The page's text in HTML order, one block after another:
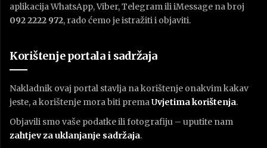
aplikacija WhatsApp, Viber, Telegram ili iMessage na broj
092 2222 972, rado ćemo je istražiti i objaviti.
Korištenje portala i sadržaja
Nakladnik ovaj portal stavlja na korištenje onakvim kakav
jeste, a korištenje mora biti premaUvjetima korištenja.
Objavili smo vaše podatke ili fotografiju – uputite nam
zahtjev za uklanjanje sadržaja.